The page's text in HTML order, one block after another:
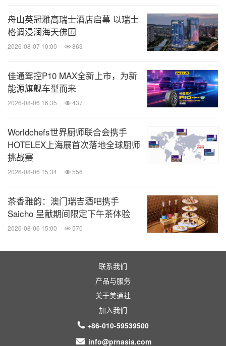
舟山英冠雅高瑞士酒店启幕 以瑞士
格调浸润海天佛国
2026-08-07 10:00 863
佳通驾控P10 MAX全新上市，为新
能源旗舰车型而来
2026-08-06 16:35 437
Worldchefs世界厨师联合会携手
HOTELEX上海展首次落地全球厨师
挑战赛
2026-08-06 15:34 556
茶香雅韵：澳门瑞吉酒吧携手
Saicho 呈献期间限定下午茶体验
2026-08-06 15:00 570
联系我们
产品与服务
关于美通社
加入我们
+86-010-59539500
info@prnasia.com